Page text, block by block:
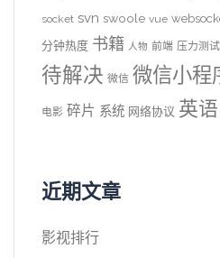
socket svn swoole vue
分钟热度 书籍 人物 前端 压力测试
待解决 微信 微信小程
电影 碎片 系统 网络协议 英语
近期文章
影视排行